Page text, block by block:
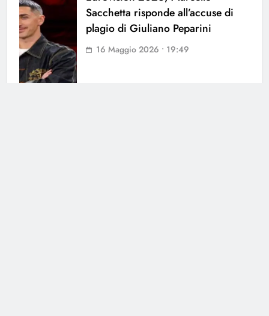
Sacchetta risponde all’accuse di
plagio di Giuliano Peparini
16 Maggio 2026 • 19:49